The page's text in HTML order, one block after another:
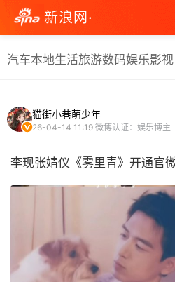
新浪网·
汽车本地生活旅游数码娱乐影视
猫街小巷萌少年
26-04-14 11:19 微博认证：娱乐博主
李现张婧仪《雾里青》开通官